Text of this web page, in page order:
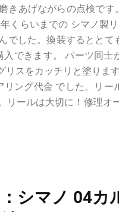
きあげながらの点検で
くらいまでの シマノ製
でした。換装するとと
できます。 パーツ同士
スをカッチリと塗りま
ング代金 でした。リー
ールは大切に！修理オ
シマノ 04カ